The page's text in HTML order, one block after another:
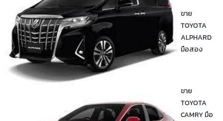
ขาย
TOYOTA
ALPHARD
มือสอง
ขาย
TOYOTA
CAMRY มือ